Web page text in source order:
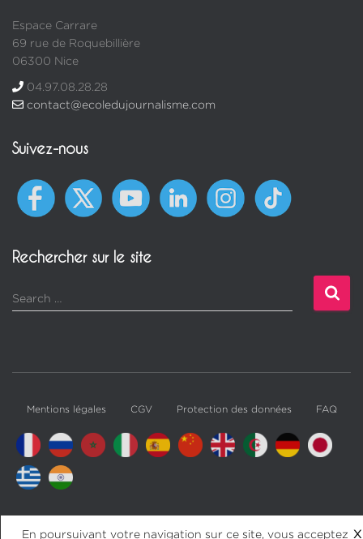
Espace Carrare
69 rue de Roquebillière
06300 Nice
04.97.08.28.28
contact@ecoledujournalisme.com
Suivez-nous
Rechercher sur le site
Search …
Mentions légales CGV Protection des données FAQ
En poursuivant votre navigation sur ce site, vous acceptez X